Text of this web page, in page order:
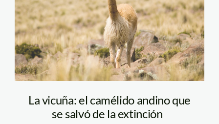
La vicuña: el camélido andino que
se salvó de la extinción